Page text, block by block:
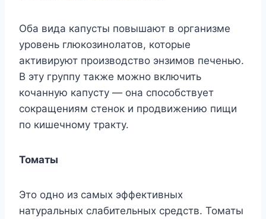
Оба вида капусты повышают в организме
уровень глюкозинолатов, которые
активируют производство энзимов печенью.
В эту группу также можно включить
кочанную капусту — она способствует
сокращениям стенок и продвижению пищи
по кишечному тракту.
Томаты
Это одно из самых эффективных
натуральных слабительных средств. Томаты